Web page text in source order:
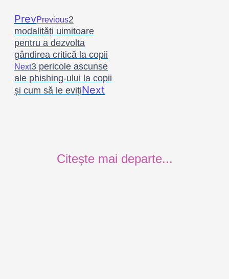
PrevPrevious2
modalități uimitoare
pentru a dezvolta
gândirea critică la copii
Next3 pericole ascunse
ale phishing-ului la copii
și cum să le evițiNext
Citește mai departe...